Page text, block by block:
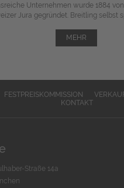
Unternehmen wurde 1884
Jura gegründet. Breitling selbst
MEHR
FESTPREISKOMMISSION
KONTAKT
Straße 14a